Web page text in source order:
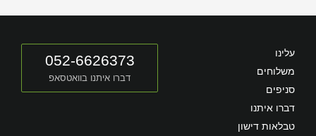
עלינו
משלוחים
סניפים
דברו איתנו
טבלאות דישון
052-6626373
דברו איתנו בוואטסאפ